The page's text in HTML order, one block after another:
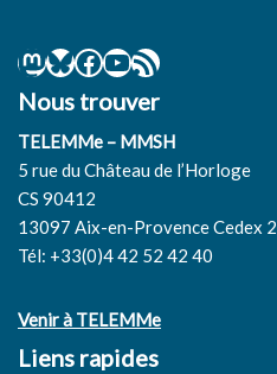
Nous trouver
TELEMMe – MMSH
5 rue du Château de l’Horloge
CS 90412
13097 Aix-en-Provence Cedex 2
Tél: +33(0)4 42 52 42 40
Venir à TELEMMe
Liens rapides